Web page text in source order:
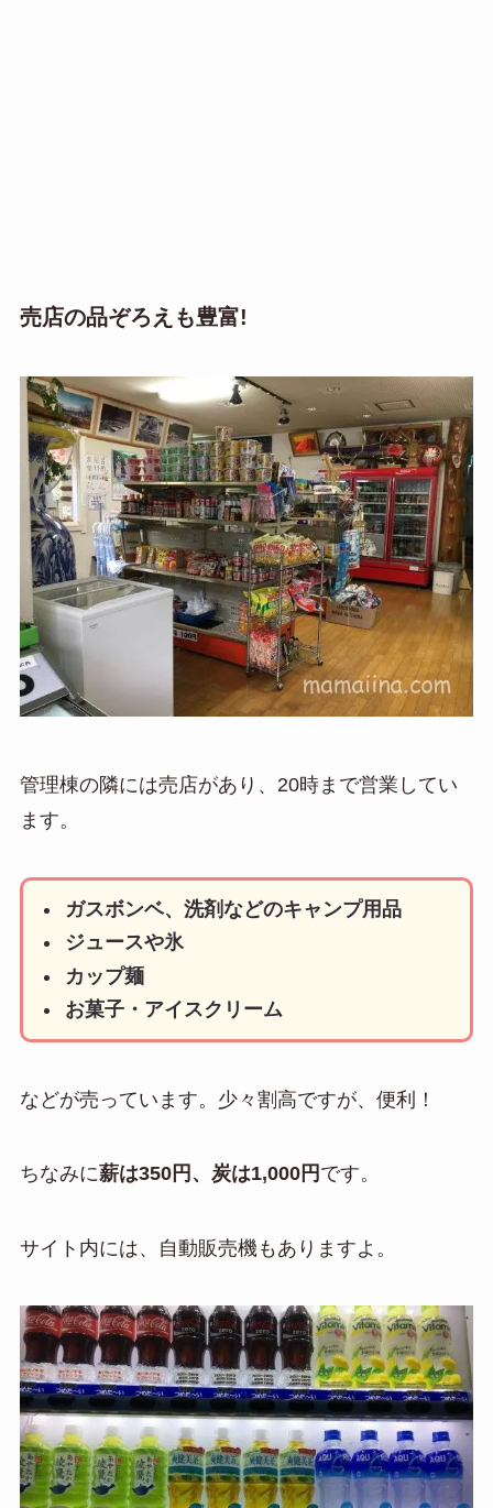
売店の品ぞろえも豊富!
管理棟の隣には売店があり、20時まで営業してい
ます。
ガスボンベ、洗剤などのキャンプ用品
ジュースや氷
カップ麺
お菓子・アイスクリーム
などが売っています。少々割高ですが、便利！
ちなみに薪は350円、炭は1,000円 です。
サイト内には、自動販売機もありますよ。